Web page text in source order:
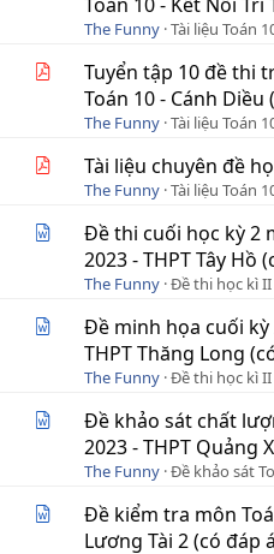
The Funny Tài liệu Toán
Tuyển tập 10 đề thi
Toán 10 - Cánh Diều
The Funny Tài liệu Toán
Tài liệu chuyên đề
The Funny Tài liệu Toán
Đề thi cuối học kỳ 2
2023 - THPT Tây Hồ
The Funny Đề thi học kì II
Đề minh họa cuối kỳ
THPT Thăng Long
The Funny Đề thi học kì II
Đề khảo sát chất
2023 - THPT Quảng
The Funny Đề khảo sát
Đề kiểm tra môn
Lương Tài 2 (có đáp